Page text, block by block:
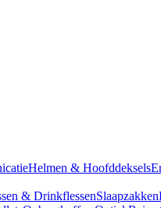
Helmen & Hoofddeksels
& DrinkflessenSlaapzakken